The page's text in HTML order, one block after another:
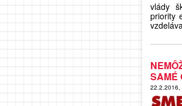
vlády
priority
SAMÉ
22.2.2016,